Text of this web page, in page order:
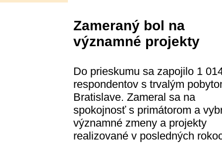
Zameraný bol na
významné projekty
Do prieskumu sa zapojilo 1
respondentov s trvalým
Bratislave. Zameral sa na
spokojnosť s primátorom a
významné zmeny a projekty
realizované v posledných